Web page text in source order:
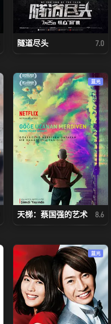
隧道尽头 7.0
蓝光
天梯：蔡国强的艺术 8.6
蓝光